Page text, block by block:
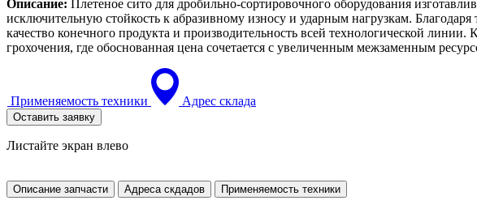
Описание: Плетеное сито для дробильно-сортировочного оборудования
исключительную стойкость к абразивному износу и ударным нагрузкам.
качество конечного продукта и производительность всей технологической
грохочения, где обоснованная цена сочетается с увеличенным межзаменным
Применяемость техники Адрес склада
Оставить заявку
Листайте экран влево
Описание запчасти Адреса скдадов Применяемость техники